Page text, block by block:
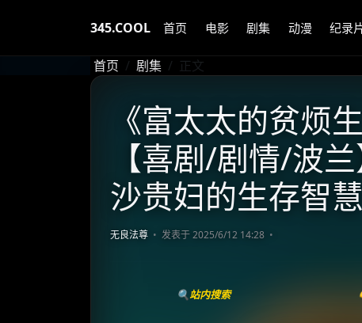
345.COOL 首页 电影 剧集 动漫 纪录
首页 剧集 正文
《富太太的贫烦
【喜剧/剧情/波
沙贵妇的生存智慧
无良法尊 发表于 2025/6/12 14:28
🔍站内搜索